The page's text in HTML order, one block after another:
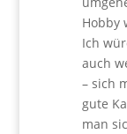
Hobby
Ich
auch
– sich
gute
man